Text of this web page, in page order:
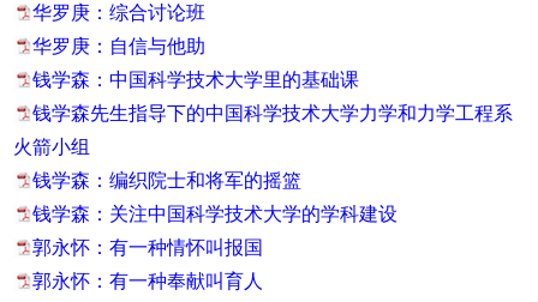
华罗庚：综合讨论班
华罗庚：自信与他助
钱学森：中国科学技术大学里的基础课
钱学森先生指导下的中国科学技术大学力学和力学工程系
火箭小组
钱学森：编织院士和将军的摇篮
钱学森：关注中国科学技术大学的学科建设
郭永怀：有一种情怀叫报国
郭永怀：有一种奉献叫育人